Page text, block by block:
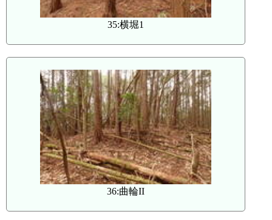
35:横堀1
36:曲輪II